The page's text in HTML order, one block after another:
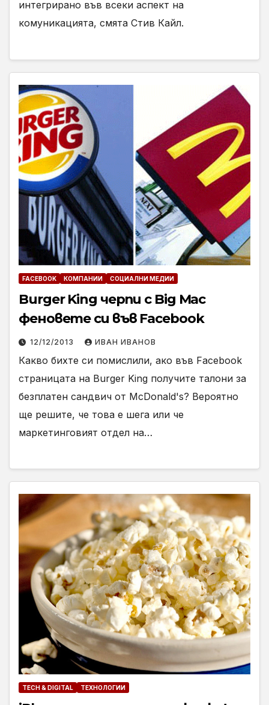
интегрирано във всеки аспект на
комуникацията, смята Стив Кайл.
FACEBOOK КОМПАНИИ СОЦИАЛНИ МЕДИИ
Burger King черпи с Big Mac
феновете си във Facebook
12/12/2013 ИВАН ИВАНОВ
Какво бихте си помислили, ако във Facebook
страницата на Burger King получите талони за
безплатен сандвич от McDonald's? Вероятно
ще решите, че това е шега или че
маркетинговият отдел на…
TECH & DIGITAL ТЕХНОЛОГИИ